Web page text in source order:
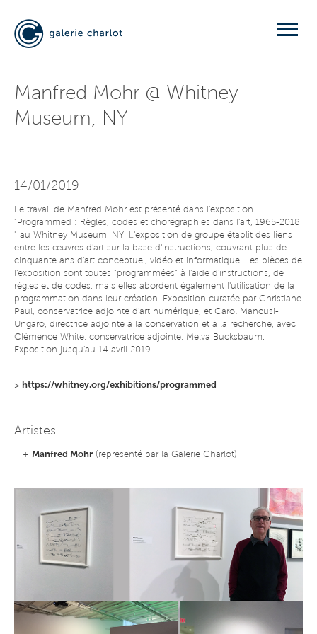
Manfred Mohr @ Whitney
Museum, NY
14/01/2019
Le travail de Manfred Mohr est présenté dans l'exposition
"Programmed : Règles, codes et chorégraphies dans l'art, 1965-2018
" au Whitney Museum, NY. L'exposition de groupe établit des liens
entre les œuvres d'art sur la base d'instructions, couvrant plus de
cinquante ans d'art conceptuel, vidéo et informatique. Les pièces de
l'exposition sont toutes "programmées" à l'aide d'instructions, de
règles et de codes, mais elles abordent également l'utilisation de la
programmation dans leur création. Exposition curatée par Christiane
Paul, conservatrice adjointe d'art numérique, et Carol Mancusi-
Ungaro, directrice adjointe à la conservation et à la recherche, avec
Clémence White, conservatrice adjointe, Melva Bucksbaum.
Exposition jusqu'au 14 avril 2019
> https://whitney.org/exhibitions/programmed
Artistes
+ Manfred Mohr (representé par la Galerie Charlot)